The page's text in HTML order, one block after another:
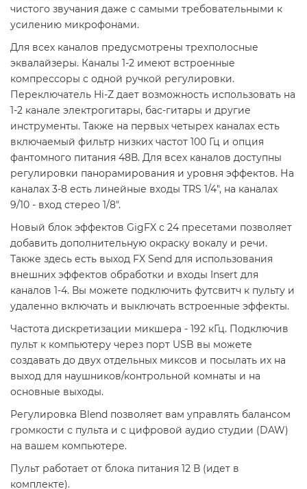
чистого звучания даже с самыми требовательными к
усилению микрофонами.
Для всех каналов предусмотрены трехполосные
эквалайзеры. Каналы 1-2 имеют встроенные
компрессоры с одной ручкой регулировки.
Переключатель Hi-Z дает возможность использовать на
1-2 канале электрогитары, бас-гитары и другие
инструменты. Также на первых четырех каналах есть
включаемый фильтр низких частот 100 Гц и опция
фантомного питания 48В. Для всех каналов доступны
регулировки панорамирования и уровня эффектов. На
каналах 3-8 есть линейные входы TRS 1/4", на каналах
9/10 - вход стерео 1/8".
Новый блок эффектов GigFX с 24 пресетами позволяет
добавить дополнительную окраску вокалу и речи.
Также здесь есть выход FX Send для использования
внешних эффектов обработки и входы Insert для
каналов 1-4. Вы можете подключить футсвитч к пульту и
удаленно включать и выключать встроенные эффекты.
Частота дискретизации микшера - 192 кГц. Подключив
пульт к компьютеру через порт USB вы можете
создавать до двух отдельных миксов и посылать их на
выход для наушников/контрольной комнаты и на
основные выходы.
Регулировка Blend позволяет вам управлять балансом
громкости с пульта и с цифровой аудио студии (DAW)
на вашем компьютере.
Пульт работает от блока питания 12 В (идет в
комплекте).